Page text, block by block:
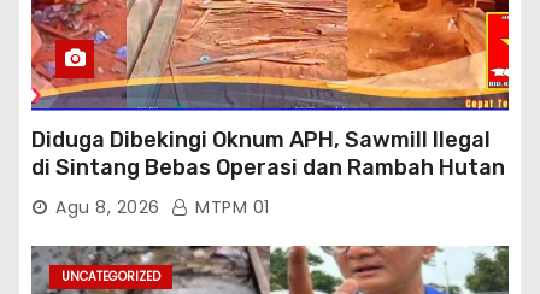
Diduga Dibekingi Oknum APH, Sawmill Ilegal
di Sintang Bebas Operasi dan Rambah Hutan
Lindung
Agu 8, 2026 MTPM 01
UNCATEGORIZED